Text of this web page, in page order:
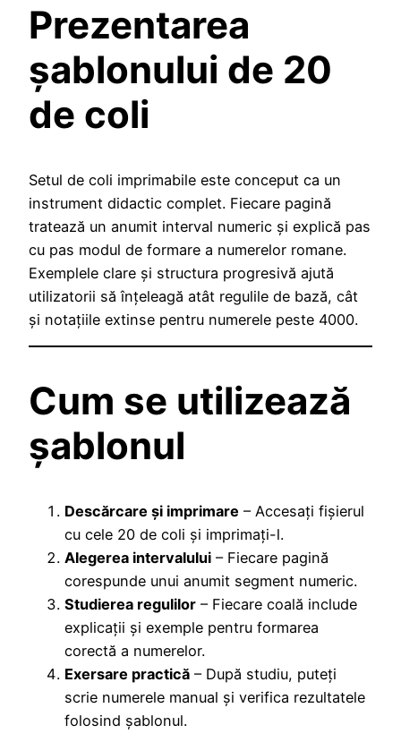
Prezentarea
șablonului de 20
de coli
Setul de coli imprimabile este conceput ca un
instrument didactic complet. Fiecare pagină
tratează un anumit interval numeric și explică pas
cu pas modul de formare a numerelor romane.
Exemplele clare și structura progresivă ajută
utilizatorii să înțeleagă atât regulile de bază, cât
și notațiile extinse pentru numerele peste 4000.
Cum se utilizează
șablonul
Descărcare și imprimare – Accesați fișierul
cu cele 20 de coli și imprimați-l.
Alegerea intervalului – Fiecare pagină
corespunde unui anumit segment numeric.
Studierea regulilor – Fiecare coală include
explicații și exemple pentru formarea
corectă a numerelor.
Exersare practică – După studiu, puteți
scrie numerele manual și verifica rezultatele
folosind șablonul.